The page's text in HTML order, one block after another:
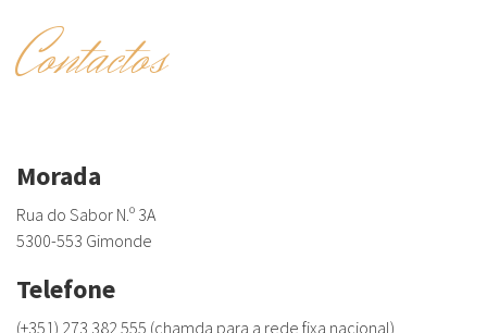
Contactos
Morada
Rua do Sabor N.º 3A
5300-553 Gimonde
Telefone
(+351) 273 382 555 (chamda para a rede fixa nacional)